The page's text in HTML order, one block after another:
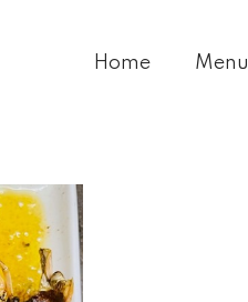
Home Menu